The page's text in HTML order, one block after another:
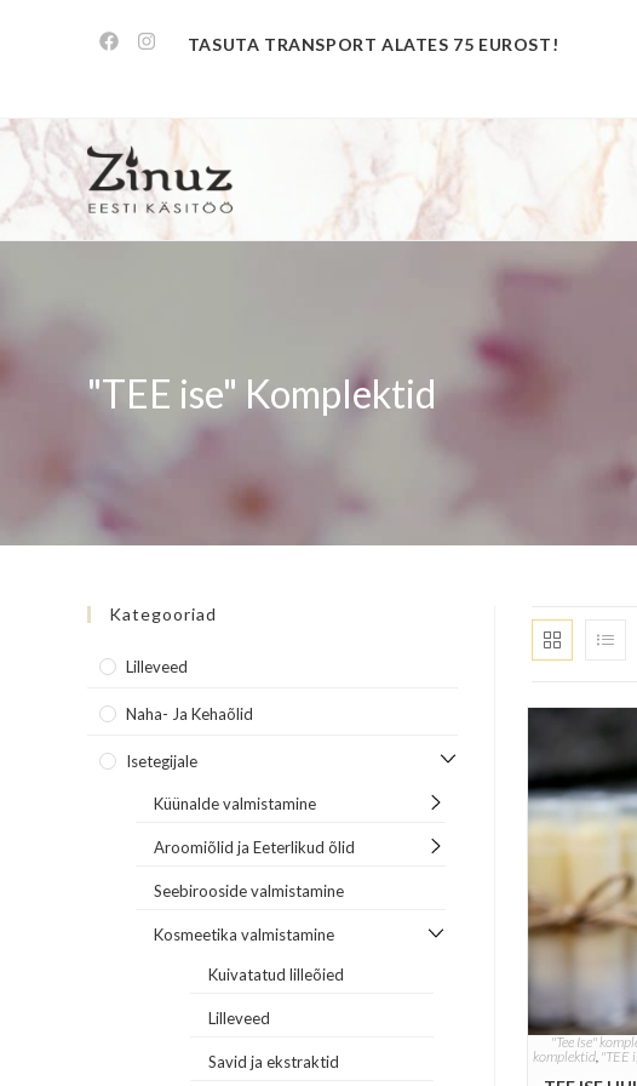
TASUTA TRANSPORT ALATES 75 EUROST!
"TEE ise" Komplektid
"Tee Ise"
komplektid, "TEE
Kategooriad
Lilleveed
Naha- Ja Kehaõlid
Isetegijale
Küünalde valmistamine
Aroomiõlid ja Eeterlikud õlid
Seebirooside valmistamine
Kosmeetika valmistamine
Kuivatatud lilleõied
Lilleveed
Savid ja ekstraktid